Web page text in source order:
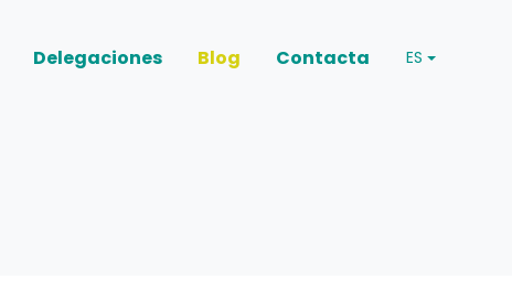
Delegaciones Blog Contacta ES